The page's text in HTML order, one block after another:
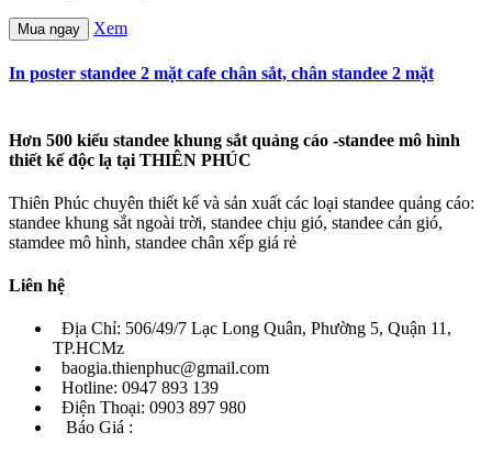
Mua ngay Xem
In poster standee 2 mặt cafe chân sắt, chân standee 2 mặt
Hơn 500 kiểu standee khung sắt quảng cáo -standee mô hình
thiết kế độc lạ tại THIÊN PHÚC
Thiên Phúc chuyên thiết kế và sản xuất các loại standee quảng cáo:
standee khung sắt ngoài trời, standee chịu gió, standee cản gió,
stamdee mô hình, standee chân xếp giá rẻ
Liên hệ
Địa Chỉ: 506/49/7 Lạc Long Quân, Phường 5, Quận 11,
TP.HCMz
baogia.thienphuc@gmail.com
Hotline: 0947 893 139
Điện Thoại: 0903 897 980
Báo Giá :